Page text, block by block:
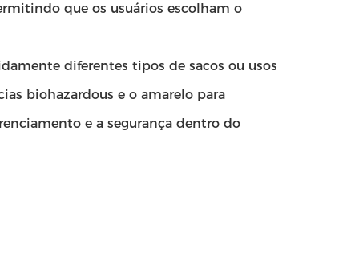
que os usuários escolham o
diferentes tipos de sacos ou usos
biohazardous e o amarelo para
e a segurança dentro do